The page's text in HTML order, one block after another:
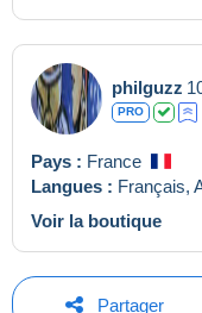
philguzz
PRO
Pays : France
Langues : Français,
Voir la boutique
Partager